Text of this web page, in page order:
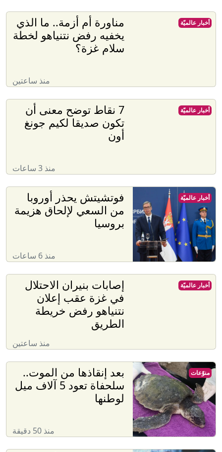
مناورة أم أزمة.. ما الذي
يخفيه رفض نتنياهو لخطة
سلام غزة؟
منذ ساعتين
أخبار عالميّة
7 نقاط توضح معنى أن
تكون صديقا لكيم جونغ
أون
منذ 3 ساعات
أخبار عالميّة
فوتشيتش يحذر أوروبا
من السعي لإلحاق هزيمة
بروسيا
منذ 6 ساعات
أخبار عالميّة
إصابات بنيران الاحتلال
في غزة عقب إعلان
نتنياهو رفض خريطة
الطريق
منذ ساعتين
أخبار عالميّة
بعد إنقاذها من الموت..
سلحفاة تعود 5 آلاف ميل
لوطنها
منذ 50 دقيقة
منوّعات